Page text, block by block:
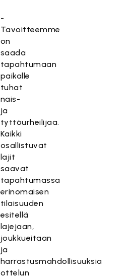
-
Tavoitteemme
on
saada
tapahtumaan
paikalle
tuhat
nais-
ja
tyttöurheilijaa.
Kaikki
osallistuvat
lajit
saavat
tapahtumassa
erinomaisen
tilaisuuden
esitellä
lajejaan,
joukkueitaan
ja
harrastusmahdollisuuksia
ottelun